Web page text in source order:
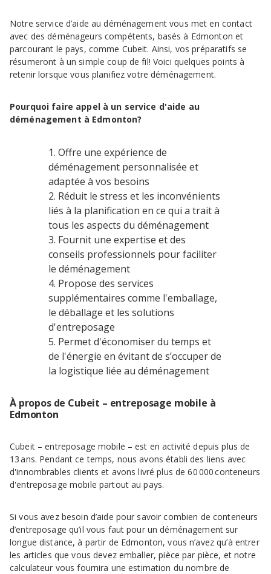
Notre service d’aide au déménagement vous met en contact
avec des déménageurs compétents, basés à Edmonton et
parcourant le pays, comme Cubeit. Ainsi, vos préparatifs se
résumeront à un simple coup de fil! Voici quelques points à
retenir lorsque vous planifiez votre déménagement.
Pourquoi faire appel à un service d'aide au
déménagement à Edmonton?
Offre une expérience de
déménagement personnalisée et
adaptée à vos besoins
Réduit le stress et les inconvénients
liés à la planification en ce qui a trait à
tous les aspects du déménagement
Fournit une expertise et des
conseils professionnels pour faciliter
le déménagement
Propose des services
supplémentaires comme l'emballage,
le déballage et les solutions
d'entreposage
Permet d'économiser du temps et
de l'énergie en évitant de s’occuper de
la logistique liée au déménagement
À propos de Cubeit – entreposage mobile à
Edmonton
Cubeit – entreposage mobile – est en activité depuis plus de
13 ans. Pendant ce temps, nous avons établi des liens avec
d'innombrables clients et avons livré plus de 60 000 conteneurs
d'entreposage mobile partout au pays.
Si vous avez besoin d’aide pour savoir combien de conteneurs
d’entreposage qu’il vous faut pour un déménagement sur
longue distance, à partir de Edmonton, vous n’avez qu’à entrer
les articles que vous devez emballer, pièce par pièce, et notre
calculateur vous fournira une estimation du nombre de